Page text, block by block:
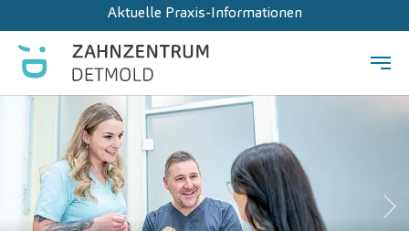
Zum Hauptinhalt springen
Aktuelle Praxis-Informationen
Zurück